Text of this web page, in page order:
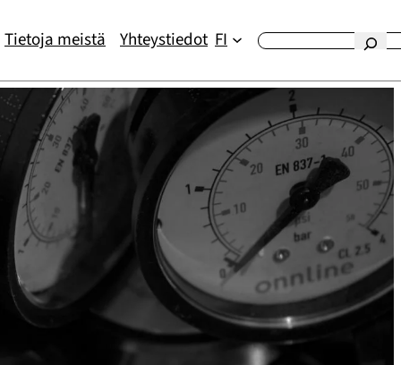
Tietoja meistä Yhteystiedot FI Etsi